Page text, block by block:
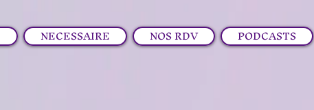
NECESSAIRE NOS RDV PODCASTS